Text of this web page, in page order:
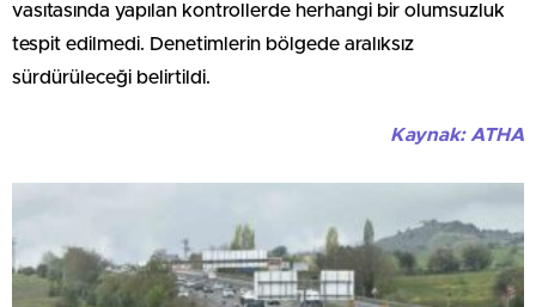
vasıtasında yapılan kontrollerde herhangi bir olumsuzluk
tespit edilmedi. Denetimlerin bölgede aralıksız
sürdürüleceği belirtildi.
Kaynak: ATHA